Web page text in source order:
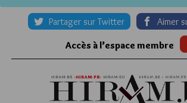
Partager sur Twitter Aimer
Accès à l’espace membre